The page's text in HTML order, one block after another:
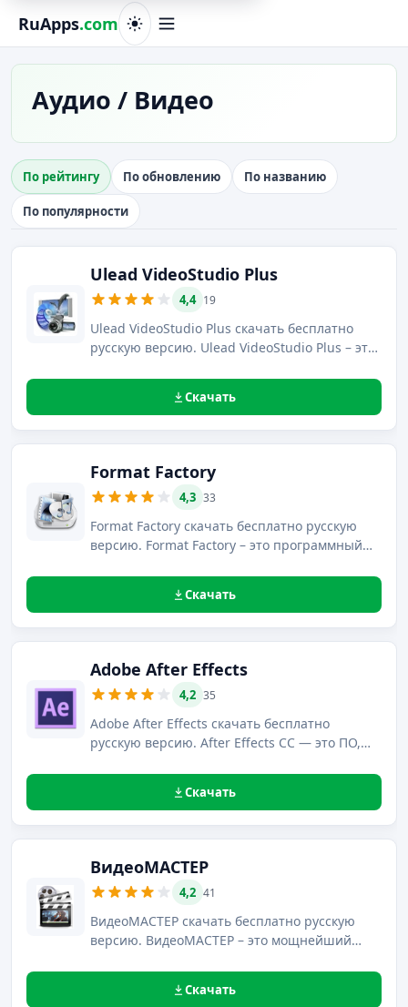
RuApps.com
Аудио / Видео
По рейтингу По обновлению По названию
По популярности
Ulead VideoStudio Plus
4,4 19
Ulead VideoStudio Plus скачать бесплатно
русскую версию. Ulead VideoStudio Plus – это
популярных форматах.
Скачать
Format Factory
4,3 33
Format Factory скачать бесплатно русскую
версию. Format Factory – это программный
Скачать
Adobe After Effects
4,2 35
Adobe After Effects скачать бесплатно
русскую версию. After Effects CC — это ПО,
изображений, а также композитинга и
Скачать
ВидеоМАСТЕР
4,2 41
ВидеоМАСТЕР скачать бесплатно русскую
версию. ВидеоМАСТЕР – это мощнейший
обработки видеороликов, дополненный
Скачать